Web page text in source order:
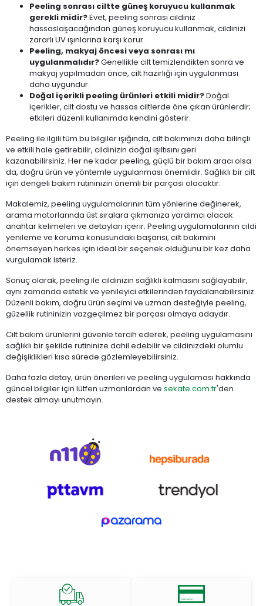
Peeling sonrası ciltte güneş koruyucu kullanmak
gerekli midir?Evet, peeling sonrası cildiniz
hassaslaşacağından güneş koruyucu kullanmak, cildinizi
zararlı UV ışınlarına karşı korur.
Peeling, makyaj öncesi veya sonrası mı
uygulanmalıdır?Genellikle cilt temizlendikten sonra ve
makyaj yapılmadan önce, cilt hazırlığı için uygulanması
daha uygundur.
Doğal içerikli peeling ürünleri etkili midir?Doğal
içerikler, cilt dostu ve hassas ciltlerde öne çıkan ürünlerdir;
etkileri düzenli kullanımda kendini gösterir.
Peeling ile ilgili tüm bu bilgiler ışığında, cilt bakımınızı daha bilinçli
ve etkili hale getirebilir, cildinizin doğal ışıltısını geri
kazanabilirsiniz. Her ne kadar peeling, güçlü bir bakım aracı olsa
da, doğru ürün ve yöntemle uygulanması önemlidir. Sağlıklı bir cilt
için dengeli bakım rutininizin önemli bir parçası olacaktır.
Makalemiz, peeling uygulamalarının tüm yönlerine değinerek,
arama motorlarında üst sıralara çıkmanıza yardımcı olacak
anahtar kelimeleri ve detayları içerir. Peeling uygulamalarının cildi
yenileme ve koruma konusundaki başarısı, cilt bakımını
önemseyen herkes için ideal bir seçenek olduğunu bir kez daha
vurgulamak isteriz.
Sonuç olarak, peeling ile cildinizin sağlıklı kalmasını sağlayabilir,
aynı zamanda estetik ve yenileyici etkilerinden faydalanabilirsiniz.
Düzenli bakım, doğru ürün seçimi ve uzman desteğiyle peeling,
güzellik rutininizin vazgeçilmez bir parçası olmaya adaydır.
Cilt bakım ürünlerini güvenle tercih ederek, peeling uygulamasını
sağlıklı bir şekilde rutininize dahil edebilir ve cildinizdeki olumlu
değişiklikleri kısa sürede gözlemleyebilirsiniz.
Daha fazla detay, ürün önerileri ve peeling uygulaması hakkında
güncel bilgiler için lütfen uzmanlardan ve sekate.com.tr'den
destek almayı unutmayın.